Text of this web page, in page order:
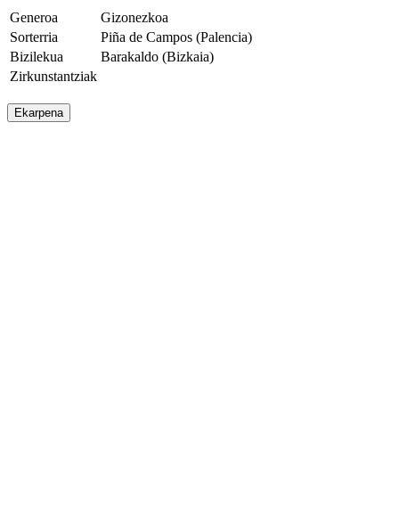
Generoa
Gizonezkoa
Sorterria
Piña de Campos (Palencia)
Bizilekua
Barakaldo (Bizkaia)
Zirkunstantziak